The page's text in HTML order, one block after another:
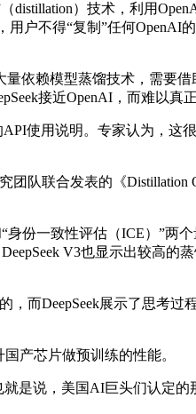
distillation）技术，利用
户不得“复制”任何OpenAI
依赖模型蒸馏技术，需要借
接近OpenAI，而难以真正
使用说明。专家认为，这
联合发表的《Distillation
一致性评估（ICE）”两个
V3也显示出较高的
而DeepSeek展示了思考过
产芯片做预训练的性能。
是说，美国AI巨头们认定的